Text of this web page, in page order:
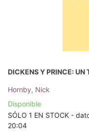
DICKENS Y PRINCE: UN
Hornby, Nick
Disponible
SÓLO 1 EN STOCK -
20:04